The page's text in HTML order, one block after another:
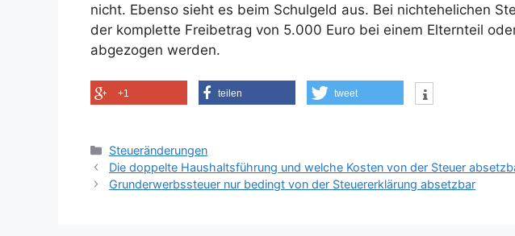
nicht. Ebenso sieht es beim Schulgeld aus. Bei nichtehelichen
der komplette Freibetrag von 5.000 Euro bei einem Elternteil
abgezogen werden.
+1 teilen tweet
Kategorien
Steueränderungen
Die doppelte Haushaltsführung und welche Kosten von der Steuer
Grunderwerbssteuer nur bedingt von der Steuererklärung absetzbar